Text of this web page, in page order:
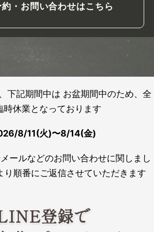
・お問い合わせはこちら
下記期間中は お盆期間中のため、全
時休業となっております
8/11(火)〜8/14(金)
ールなどのお問い合わせに関しまし
り順番にご返信させていただきます